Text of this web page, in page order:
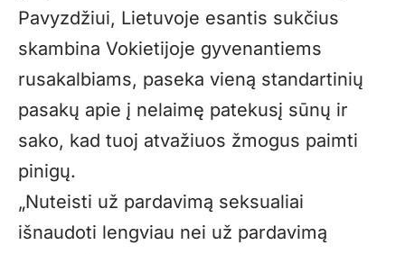
Pavyzdžiui, Lietuvoje esantis sukčius
skambina Vokietijoje gyvenantiems
rusakalbiams, paseka vieną standartinių
pasakų apie į nelaimę patekusį sūnų ir
sako, kad tuoj atvažiuos žmogus paimti
pinigų.
„Nuteisti už pardavimą seksualiai
išnaudoti lengviau nei už pardavimą